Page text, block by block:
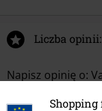
Liczba
Napisz opinię o:
Napisz opinię